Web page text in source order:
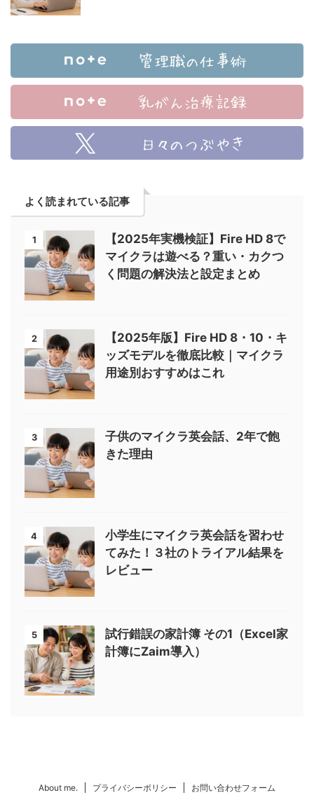
よく読まれている記事
1
【2025年実機検証】Fire HD 8で
マイクラは遊べる？重い・カクつ
く問題の解決法と設定まとめ
2
【2025年版】Fire HD 8・10・キ
ッズモデルを徹底比較｜マイクラ
用途別おすすめはこれ
3
子供のマイクラ英会話、2年で飽
きた理由
4
小学生にマイクラ英会話を習わせ
てみた！３社のトライアル結果を
レビュー
5
試行錯誤の家計簿 その1（Excel家
計簿にZaim導入）
About me. プライバシーポリシー お問い合わせフォーム